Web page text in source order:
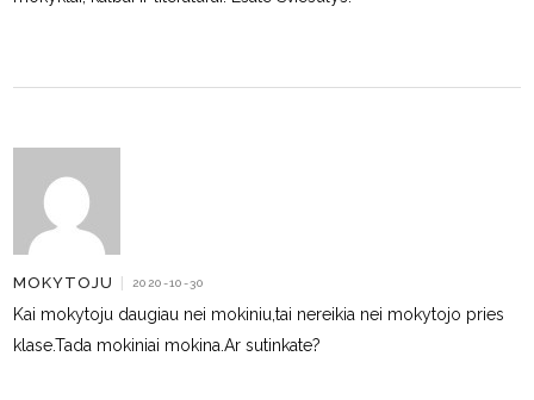
MOKYTOJU 2020-10-30
Kai mokytoju daugiau nei mokiniu,tai nereikia nei mokytojo pries
klase.Tada mokiniai mokina.Ar sutinkate?